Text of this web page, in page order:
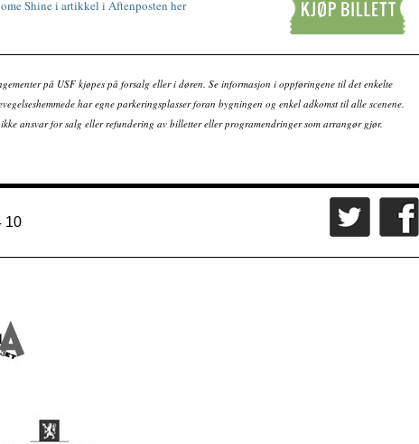
Shine i artikkel i Aftenposten her
på USF kjøpes på forsalg eller i døren. Se informasjon i oppføringene til det enkelte
har egne parkeringsplasser foran bygningen og enkel adkomst til alle scenene.
ansvar for salg eller refundering av billetter eller programendringer som arrangør gjør.
10